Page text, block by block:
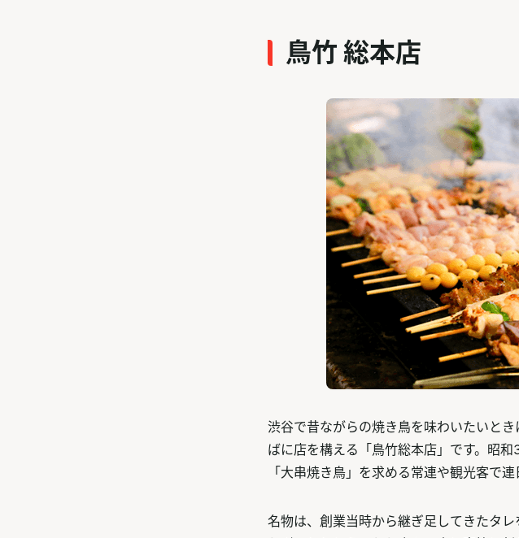
鳥竹 総本店
渋谷で昔ながらの焼き鳥を味わいたいと
ばに店を構える「鳥竹総本店」です。昭
「大串焼き鳥」を求める常連や観光客で連
名物は、創業当時から継ぎ足してきたタ